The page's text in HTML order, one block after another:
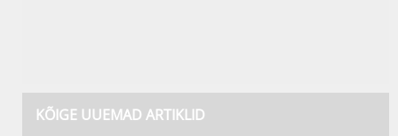
KÕIGE UUEMAD ARTIKLID